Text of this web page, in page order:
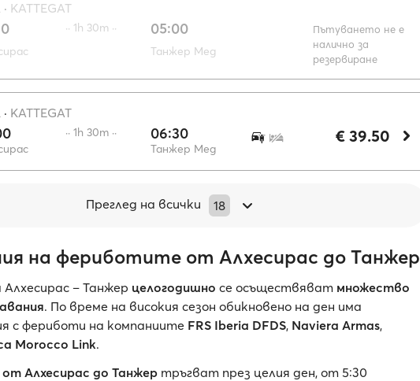
· KATTEGAT
·· 1h 30m ·· 05:00
Танжер Мед
Пътуването не е
налично за
резервиране
· KATTEGAT
·· 1h 30m ·· 06:30
Танжер Мед
€ 39.50
Преглед на всички 18
на фериботите от Алхесирас до Танжер
– Танжер целогодишно се осъществяват множество
. По време на високия сезон обикновено на ден има
с фериботи на компаниите FRS Iberia DFDS, Naviera Armas,
Morocco Link.
Алхесирас до Танжер тръгват през целия ден, от 5:30